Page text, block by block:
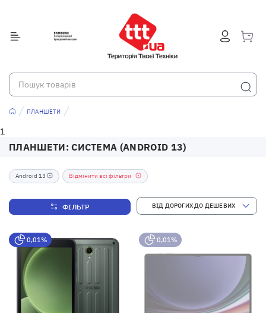
ПЛАНШЕТИ
1
ПЛАНШЕТИ: СИСТЕМА (ANDROID 13)
0,01% 0,01%
Android 13 Відмінити всі фільтри
ФІЛЬТР